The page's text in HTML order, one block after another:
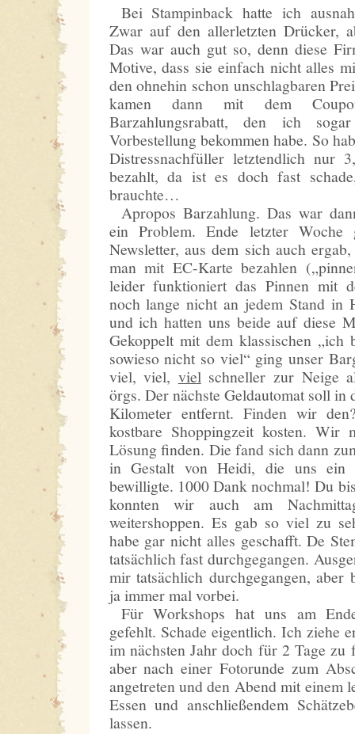
Bei Stampinback hatte ich
Zwar auf den allerletzten Drücker,
Das war auch gut so, denn diese
Motive, dass sie einfach nicht alles
den ohnehin schon unschlagbaren
kamen dann mit dem
Barzahlungsrabatt, den ich
Vorbestellung bekommen habe. So
Distressnachfüller letztendlich nur
bezahlt, da ist es doch fast
brauchte…
Apropos Barzahlung. Das war
ein Problem. Ende letzter
Newsletter, aus dem sich auch
man mit EC-Karte bezahlen
leider funktioniert das Pinnen mit
noch lange nicht an jedem Stand in
und ich hatten uns beide auf diese
Gekoppelt mit dem klassischen „ich
sowieso nicht so viel“ ging unser
viel, viel, vielschneller zur Neige
örgs. Der nächste Geldautomat soll in
Kilometer entfernt. Finden wir
kostbare Shoppingzeit kosten. Wir
Lösung finden. Die fand sich dann
in Gestalt von Heidi, die uns ein
bewilligte. 1000 Dank nochmal! Du
konnten wir auch am
weitershoppen. Es gab so viel zu
habe gar nicht alles geschafft. De
tatsächlich fast durchgegangen.
mir tatsächlich durchgegangen,
ja immer mal vorbei.
Für Workshops hat uns am
gefehlt. Schade eigentlich. Ich ziehe
im nächsten Jahr doch für 2 Tage zu
aber nach einer Fotorunde zum
angetreten und den Abend mit einem
Essen und anschließendem
lassen.